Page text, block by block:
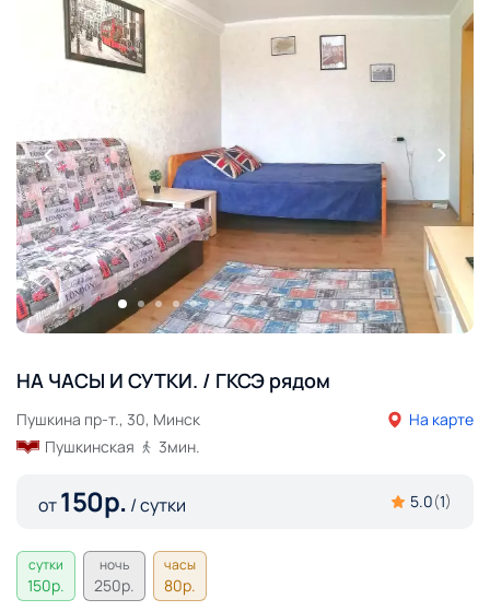
НА ЧАСЫ И СУТКИ. / ГКСЭ рядом
Пушкина пр-т., 30, Минск
На карте
Пушкинская
3мин.
от150р. / сутки 5.0(1)
сутки
150р.
ночь
250р.
часы
80р.